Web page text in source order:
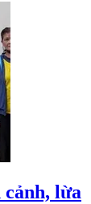
cảnh, lừa